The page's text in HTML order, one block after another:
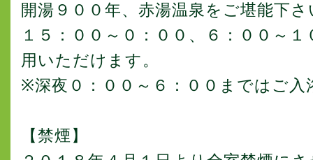
開湯９００年、赤湯温泉をご堪能下さ
１５：００～０：００、６：００～
用いただけます。
※深夜０：００～６：００まではご入
【禁煙】